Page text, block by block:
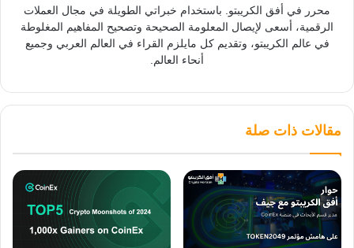
محرر في أفق الكريبتو. باستخدام خبراتي الطويلة في مجال العملات
الرقمية، أسعى لإيصال المعلومة الصحيحة وتصحيح المفاهيم المغلوطة
في عالم الكريبتو، وتقديم كل مايلزم القراء في العالم العربي وجميع
أنحاء العالم.
مقالات ذات صلة